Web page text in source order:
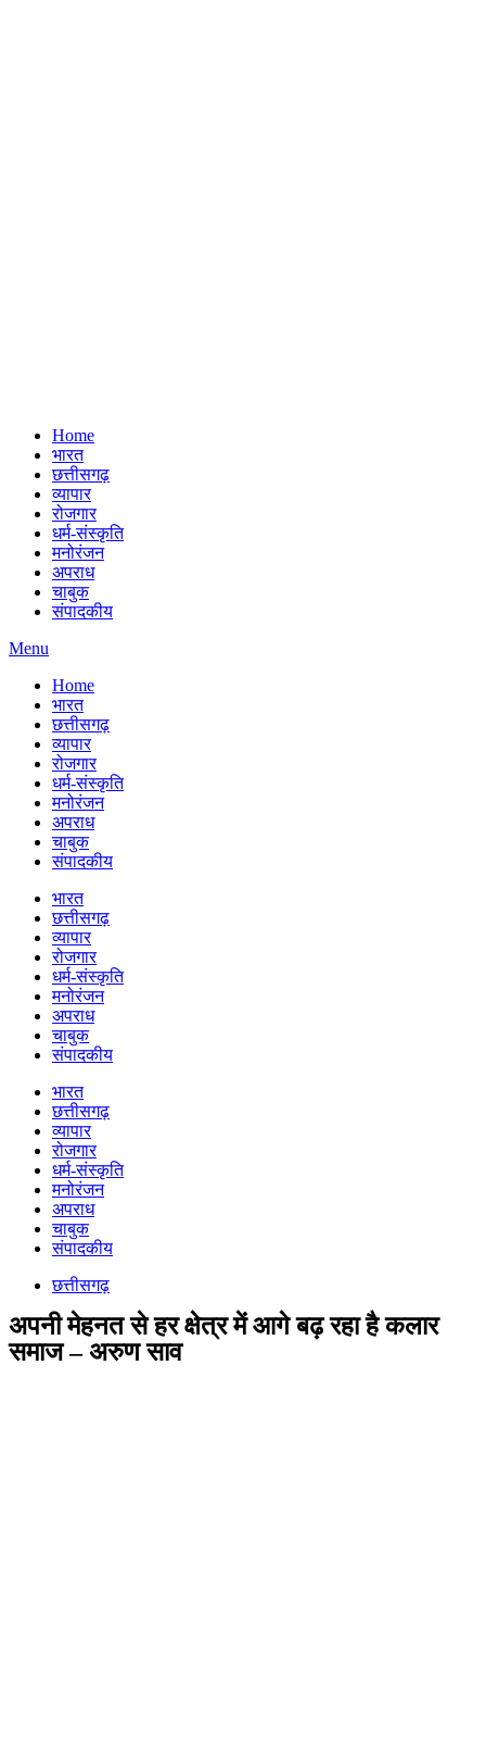
Home
भारत
छत्तीसगढ़
व्यापार
रोजगार
धर्म-संस्कृति
मनोरंजन
अपराध
चाबुक
संपादकीय
Menu
Home
भारत
छत्तीसगढ़
व्यापार
रोजगार
धर्म-संस्कृति
मनोरंजन
अपराध
चाबुक
संपादकीय
भारत
छत्तीसगढ़
व्यापार
रोजगार
धर्म-संस्कृति
मनोरंजन
अपराध
चाबुक
संपादकीय
भारत
छत्तीसगढ़
व्यापार
रोजगार
धर्म-संस्कृति
मनोरंजन
अपराध
चाबुक
संपादकीय
छत्तीसगढ़
अपनी मेहनत से हर क्षेत्र में आगे बढ़ रहा है कलार
समाज – अरुण साव